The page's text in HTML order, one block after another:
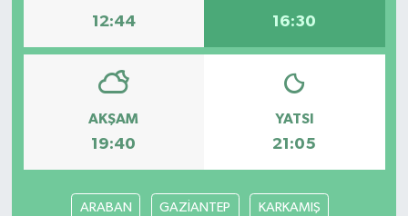
12:44 16:30
AKŞAM
19:40
YATSI
21:05
ARABAN GAZİANTEP KARKAMIŞ